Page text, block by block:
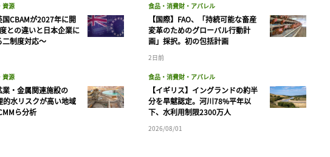
資源
CBAMが2027年に開
との違いと日本企業に
二制度対応〜
資源
業・金属関連施設の
的水リスクが高い地域
ら分析
食品・消費財・アパレル
【国際】FAO、「持続可能な畜産
変革のためのグローバル行動計
画」採択。初の包括計画
2日前
食品・消費財・アパレル
【イギリス】イングランドの約半
分を旱魃認定。河川78%平年以
下、水利用制限2300万人
2026/08/01